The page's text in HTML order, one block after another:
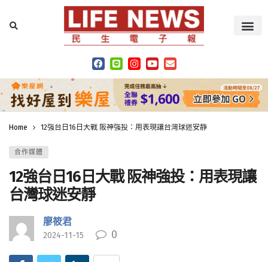
Home 12強台日16日大戰 阪神強投：用表現讓台灣球迷安靜
合作媒體
12強台日16日大戰 阪神強投：用表現讓
台灣球迷安靜
廖筱君
2024-11-15 0